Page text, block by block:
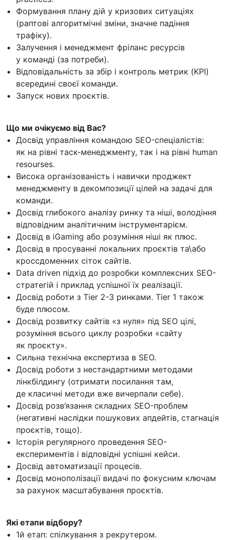
Формування плану дій у кризових ситуаціях
(раптові алгоритмічні зміни, значне падіння
трафіку).
Залучення і менеджмент фріланс ресурсів
у команді (за потреби).
Відповідальність за збір і контроль метрик (KPI)
всередині своєї команди.
Запуск нових проєктів.
Що ми очікуємо від Вас?
Досвід управління командою SEO-спеціалістів:
як на рівні таск-менеджменту, так і на рівні human
resourses.
Висока організованість і навички проджект
менеджменту в декомпозиції цілей на задачі для
команди.
Досвід глибокого аналізу ринку та ніші, володіння
відповідним аналітичним інструментарієм.
Досвід в iGaming або розуміння ніші як плюс.
Досвід в просуванні локальних проєктів та\або
кроссдоменних сіток сайтів.
Data driven підхід до розробки комплексних SEO-
стратегій і приклад успішної їх реалізації.
Досвід роботи з Tier 2-3 ринками. Tier 1 також
буде плюсом.
Досвід розвитку сайтів «з нуля» під SEO цілі,
розуміння всього циклу розробки «сайту
як проєкту».
Сильна технічна експертиза в SEO.
Досвід роботи з нестандартними методами
лінкбілдингу (отримати посилання там,
де класичні методи вже вичерпали себе).
Досвід розв’язання складних SEO-проблем
(негативні наслідки пошукових апдейтів, стагнація
проєктів, тощо).
Історія регулярного проведення SEO-
експериментів і відповідні успішні кейси.
Досвід автоматизації процесів.
Досвід монополізації видачі по фокусним ключам
за рахунок масштабування проєктів.
Які етапи відбору?
1й етап: спілкування з рекрутером.